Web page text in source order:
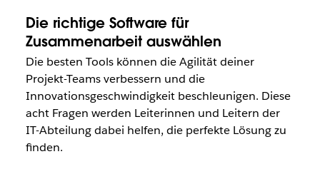
Die richtige Software für
Zusammenarbeit auswählen
Die besten Tools können die Agilität deiner
Projekt-Teams verbessern und die
Innovationsgeschwindigkeit beschleunigen. Diese
acht Fragen werden Leiterinnen und Leitern der
IT-Abteilung dabei helfen, die perfekte Lösung zu
finden.